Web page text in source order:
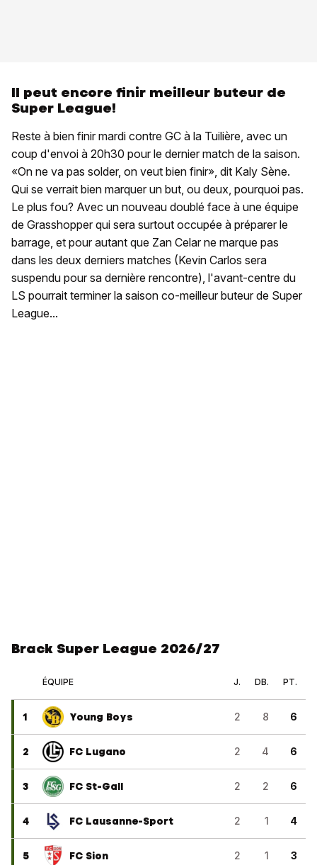
Il peut encore finir meilleur buteur de
Super League!
Reste à bien finir mardi contre GC à la Tuilière, avec un
coup d'envoi à 20h30 pour le dernier match de la saison.
«On ne va pas solder, on veut bien finir», dit Kaly Sène.
Qui se verrait bien marquer un but, ou deux, pourquoi pas.
Le plus fou? Avec un nouveau doublé face à une équipe
de Grasshopper qui sera surtout occupée à préparer le
barrage, et pour autant que Zan Celar ne marque pas
dans les deux derniers matches (Kevin Carlos sera
suspendu pour sa dernière rencontre), l'avant-centre du
LS pourrait terminer la saison co-meilleur buteur de Super
League...
Brack Super League 2026/27
ÉQUIPE J. DB. PT.
1 Young Boys 2 8 6
2 FC Lugano 2 4 6
3 FC St-Gall 2 2 6
4 FC Lausanne-Sport 2 1 4
5 FC Sion 2 1 3